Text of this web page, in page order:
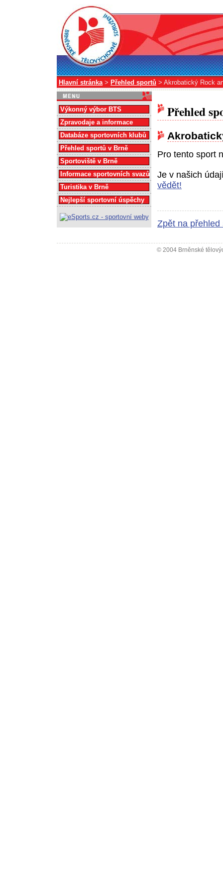
Hlavní stránka> Přehled sportů > Akrobatický Rock
Přehled
Pro tento sport
Je v našich
vědět!
Zpět na přehled
Výkonný výbor BTS
Zpravodaje a informace
Databáze sportovních klubů
Přehled sportů v Brně
Sportoviště v Brně
Informace sportovních svazů
Turistika v Brně
Nejlepší sportovní úspěchy
© 2004 Brněnské